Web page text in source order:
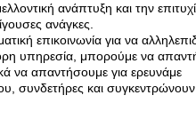
ανάπτυξη και την
ανάγκες.
επικοινωνία για να
υπηρεσία, μπορούμε να
να απαντήσουμε για ερευνάμε
συνδετήρες και